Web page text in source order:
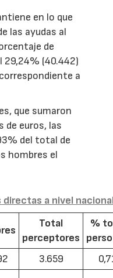
en lo que
las ayudas al
de
29,24% (40.442)
a
que sumaron
de euros, las
del total de
hombres el
directas a nivel
Total
perceptores
%
3.659